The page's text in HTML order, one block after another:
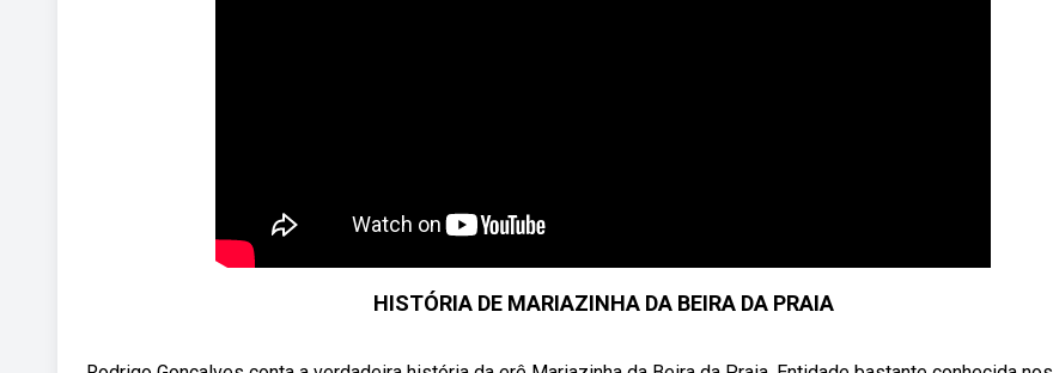
HISTÓRIA DE MARIAZINHA DA BEIRA DA PRAIA